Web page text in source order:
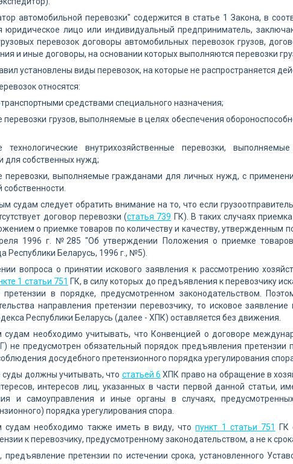
автомобильной перевозки" содержится в статье 1 Закона, в
юридическое лицо или индивидуальный предприниматель,
перевозок договоры автомобильных перевозок грузов,
и иные договоры, на основании которых выполняются перевозки
установлены виды перевозок, на которые не распространяется
относятся:
средствами специального назначения;
грузов, выполняемые в целях обеспечения
технологические внутрихозяйственные перевозки,
для собственных нужд;
перевозки, выполняемые гражданами для личных нужд, с
судам следует обратить внимание на то, что если
договор перевозки (статья 739 ГК). В таких случаях
о приемке товаров по количеству и качеству, утвержденным
1996 г. №285 "Об утверждении Положения о приемке
Республики Беларусь, 1996 г., №5).
вопроса о принятии искового заявления к рассмотрению
1 статьи 751 ГК, в силу которых до предъявления к перевозчику
в порядке, предусмотренном законодательством.
направления претензии перевозчику, то исковое
Республики Беларусь (далее - ХПК) оставляется без движения.
судам необходимо учитывать, что Конвенцией о договоре
не предусмотрен обязательный порядок предъявления претензии
досудебного претензионного порядка урегулирования
суды должны учитывать, что статьей 6 ХПК право на обращение в
интересов лиц, указанных в части первой данной статьи,
и самоуправления и иные органы в случаях,
порядка урегулирования спора.
судам необходимо также иметь в виду, чтопункт 1 статьи 751
ГК
к перевозчику, предусмотренному законодательством, а не к
предъявление претензии по истечении срока, установленного